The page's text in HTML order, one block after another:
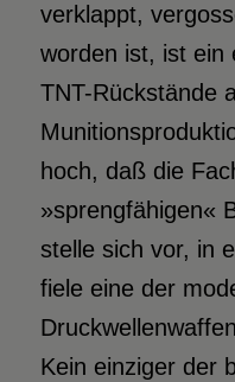
verklappt,
worden ist, ist ein
TNT-Rückstände
hoch, daß die
»sprengfähigen«
stelle sich vor, in
fiele eine der
Kein einziger der